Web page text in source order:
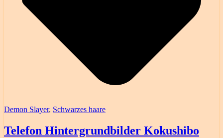
Demon Slayer, Schwarzes haare
Telefon Hintergrundbilder Kokushibo